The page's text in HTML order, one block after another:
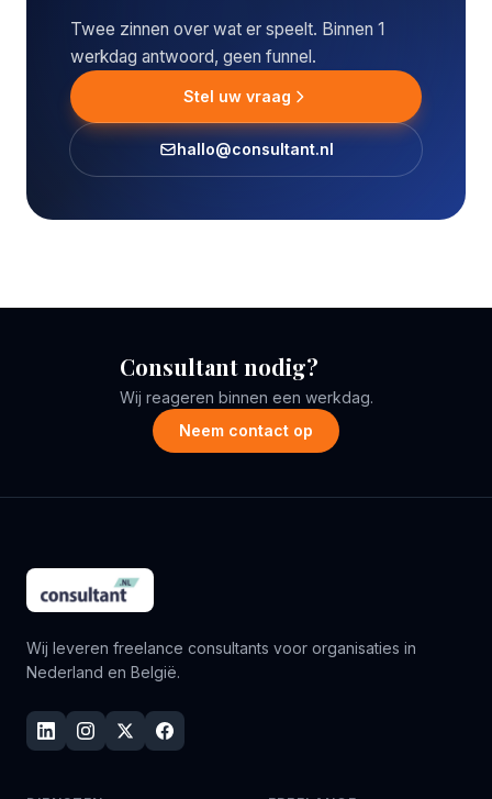
Twee zinnen over wat er speelt. Binnen 1
werkdag antwoord, geen funnel.
Stel uw vraag
hallo@consultant.nl
Consultant nodig?
Wij reageren binnen een werkdag.
Neem contact op
Wij leveren freelance consultants voor organisaties in
Nederland en België.